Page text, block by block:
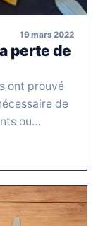
19 mars 2022
perte de
ont prouvé
de
ou…